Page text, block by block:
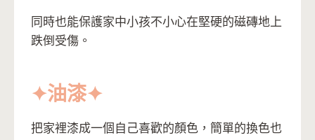
同時也能保護家中小孩不小心在堅硬的磁磚地上
跌倒受傷。
✦油漆✦
把家裡漆成一個自己喜歡的顏色，簡單的換色也